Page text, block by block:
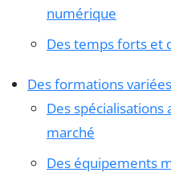
numérique
Des temps forts et
Des formations
Des spécialisations
marché
Des équipements